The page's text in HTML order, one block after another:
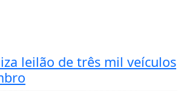
leilão de três mil veículos